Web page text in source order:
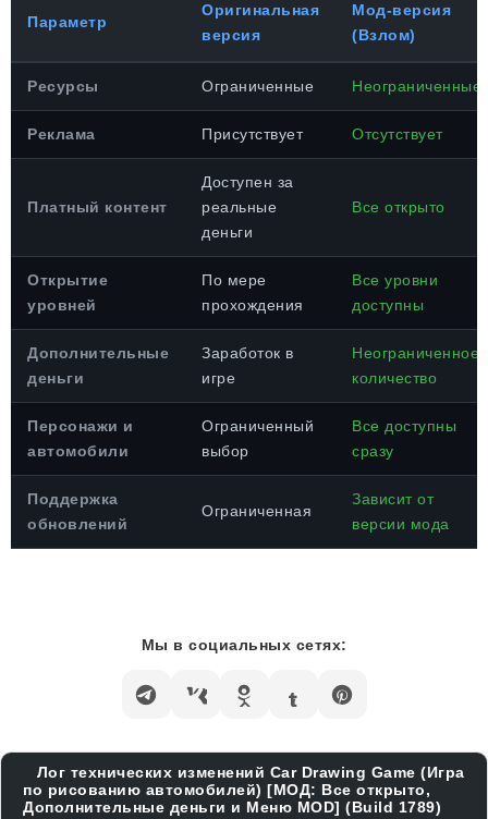
Параметр
Оригинальная
версия
Мод-версия
(Взлом)
Ресурсы Ограниченные Неограниченные
Реклама Присутствует Отсутствует
Платный контент
Доступен за
реальные
деньги
Все открыто
Открытие
уровней
По мере
прохождения
Все уровни
доступны
Дополнительные
деньги
Заработок в
игре
Неограниченное
количество
Персонажи и
автомобили
Ограниченный
выбор
Все доступны
сразу
Поддержка
обновлений
Ограниченная
Зависит от
версии мода
Мы в социальных сетях:
Лог технических изменений Car Drawing Game (Игра
по рисованию автомобилей) [МОД: Все открыто,
Дополнительные деньги и Меню MOD] (Build 1789)